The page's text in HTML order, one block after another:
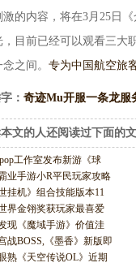
激的内容，将在3月25日
，目前已经可以观看三大
之间。 专为中国航空旅
： 奇迹Mu开服一条龙服
本文的人还阅读过下面的
工作室发布新游《球
业手游小R平民玩家攻略
世挂机》组合技能版本11
界金翎奖获玩家最喜爱
现《魔域手游》价值洼
战BOSS,《墨香》新版即
熟《天空传说OL》近期